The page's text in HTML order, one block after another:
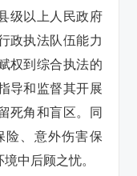
级以上人民政府
政执法队伍能力
权到综合执法的
导和监督其开展
死角和盲区。同
险、意外伤害保
中后顾之忧。